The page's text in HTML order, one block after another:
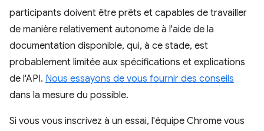
participants doivent être prêts et capables de travailler
de manière relativement autonome à l'aide de la
documentation disponible, qui, à ce stade, est
probablement limitée aux spécifications et explications
de l'API. Nous essayons de vous fournir des conseils
dans la mesure du possible.
Si vous vous inscrivez à un essai, l'équipe Chrome vous